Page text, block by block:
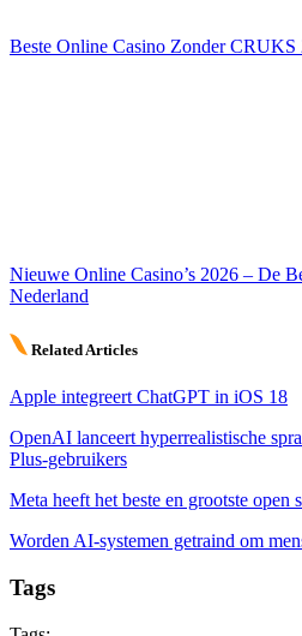
Beste Online Casino Zonder CRUKS
Nieuwe Online Casino’s 2026 – De
Nederland
Related Articles
Apple integreert ChatGPT in iOS 18
OpenAI lanceert hyperrealistische
Plus-gebruikers
Meta heeft het beste en grootste
Worden AI-systemen getraind om
Tags